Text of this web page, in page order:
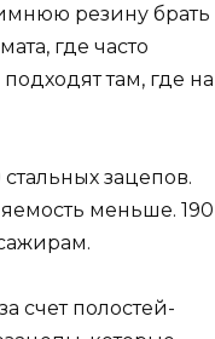
резину брать
где часто
там, где на
зацепов.
меньше. 190
счет полостей-